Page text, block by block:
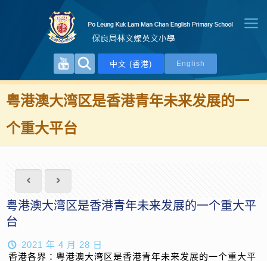
中文 (香港) English
粤港澳大湾区是香港青年未来发展的一
个重大平台
粤港澳大湾区是香港青年未来发展的一个重大平
台
2021 年 4 月 28 日
香港各界：粤港澳大湾区是香港青年未来发展的一个重大平